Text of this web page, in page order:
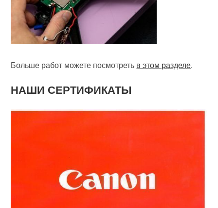
Больше работ можете посмотреть в этом разделе.
НАШИ СЕРТИФИКАТЫ